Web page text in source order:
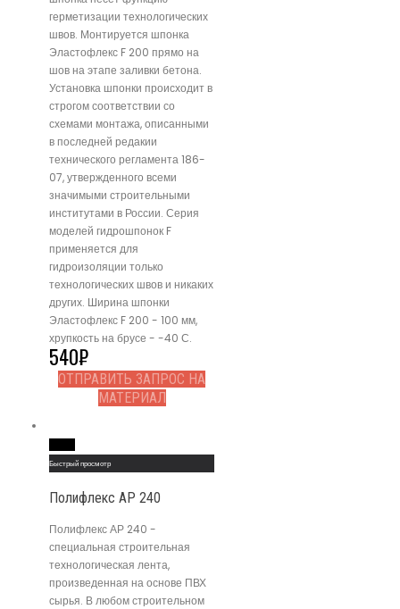
герметизации технологических
швов. Монтируется шпонка
Эластофлекс F 200 прямо на
шов на этапе заливки бетона.
Установка шпонки происходит в
строгом соответствии со
схемами монтажа, описанными
в последней редакии
технического регламента 186-
07, утвержденного всеми
значимыми строительными
институтами в России. Серия
моделей гидрошпонок F
применяется для
гидроизоляции только
технологических швов и никаких
других. Ширина шпонки
Эластофлекс F 200 - 100 мм,
хрупкость на брусе - -40 С.
540₽
ОТПРАВИТЬ ЗАПРОС НА
МАТЕРИАЛ
Быстрый просмотр
Полифлекс АР 240
Полифлекс АР 240 -
специальная строительная
технологическая лента,
произведенная на основе ПВХ
сырья. В любом строительном